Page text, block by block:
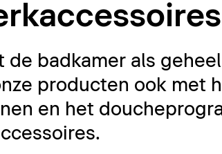
de badkamer als
producten ook met
en het